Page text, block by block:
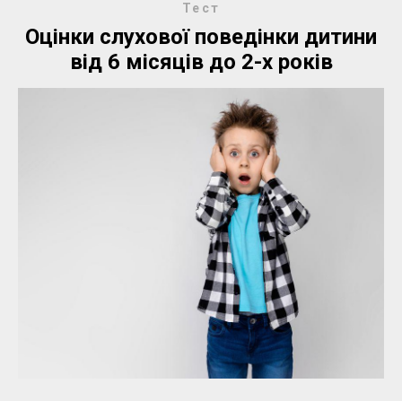
Тест
Оцінки слухової поведінки дитини
від 6 місяців до 2-х років